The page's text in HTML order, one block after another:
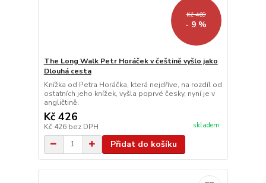
Kč 469
- 9 %
The Long Walk Petr Horáček v češtině vyšlo jako
Dlouhá cesta
Knížka od Petra Horáčka, která nejdříve, na rozdíl od
ostatních jeho knížek, vyšla poprvé česky, nyní je v
angličtině.
Kč 426
Kč 426 bez DPH skladem
Přidat do košíku